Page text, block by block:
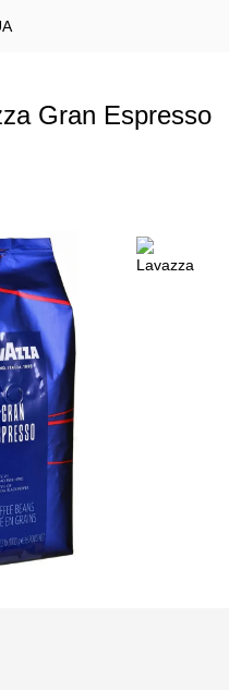
Gran Espresso